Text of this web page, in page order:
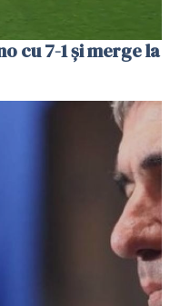
cu 7-1 și merge la